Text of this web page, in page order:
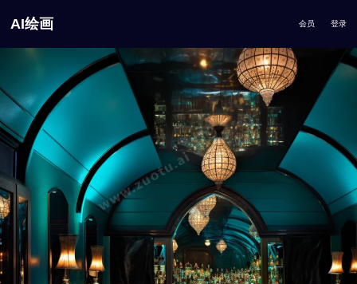
AI绘画 会员 登录